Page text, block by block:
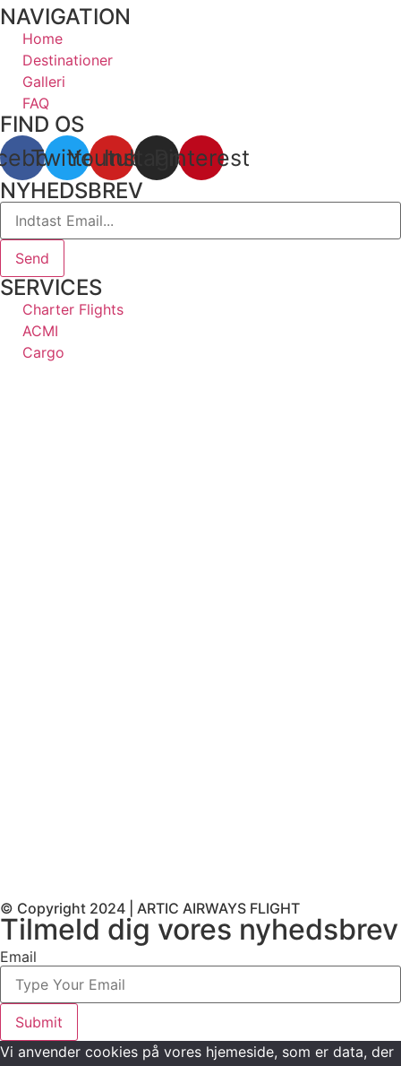
NAVIGATION
Home
Destinationer
Galleri
FAQ
FIND OS
TwitterYoutubeInstagramPinterest
NYHEDSBREV
Send
SERVICES
Charter Flights
ACMI
Cargo
© Copyright 2024 | ARTIC AIRWAYS FLIGHT
Tilmeld dig vores nyhedsbrev
Email
Submit
Vi anvender cookies på vores hjemeside, som er data, der